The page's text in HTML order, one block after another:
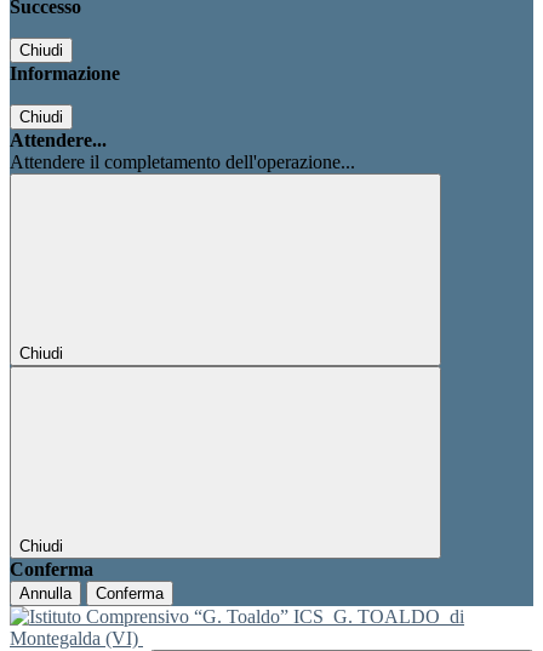
Successo
Chiudi
Informazione
Chiudi
Attendere...
Attendere il completamento dell'operazione...
Chiudi
Chiudi
Conferma
Annulla Conferma
ICS G. TOALDO di
Montegalda (VI)